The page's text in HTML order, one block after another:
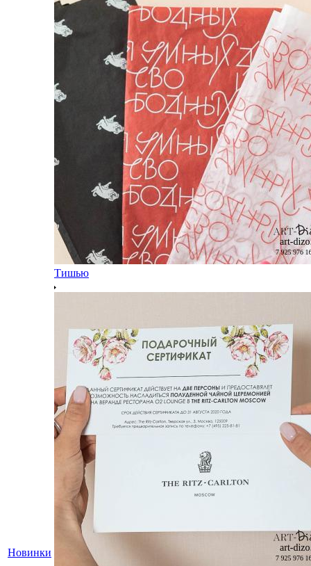
Новинки
Тишью